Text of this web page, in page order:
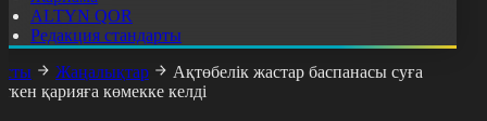
ALTYN QOR
Редакция стандарты
Жаңалықтар
Ақтөбелік жастар баспанасы суға
қарияға көмекке келді